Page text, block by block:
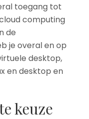
toegang tot
computing
de
je overal en op
desktop,
en desktop en
keuze